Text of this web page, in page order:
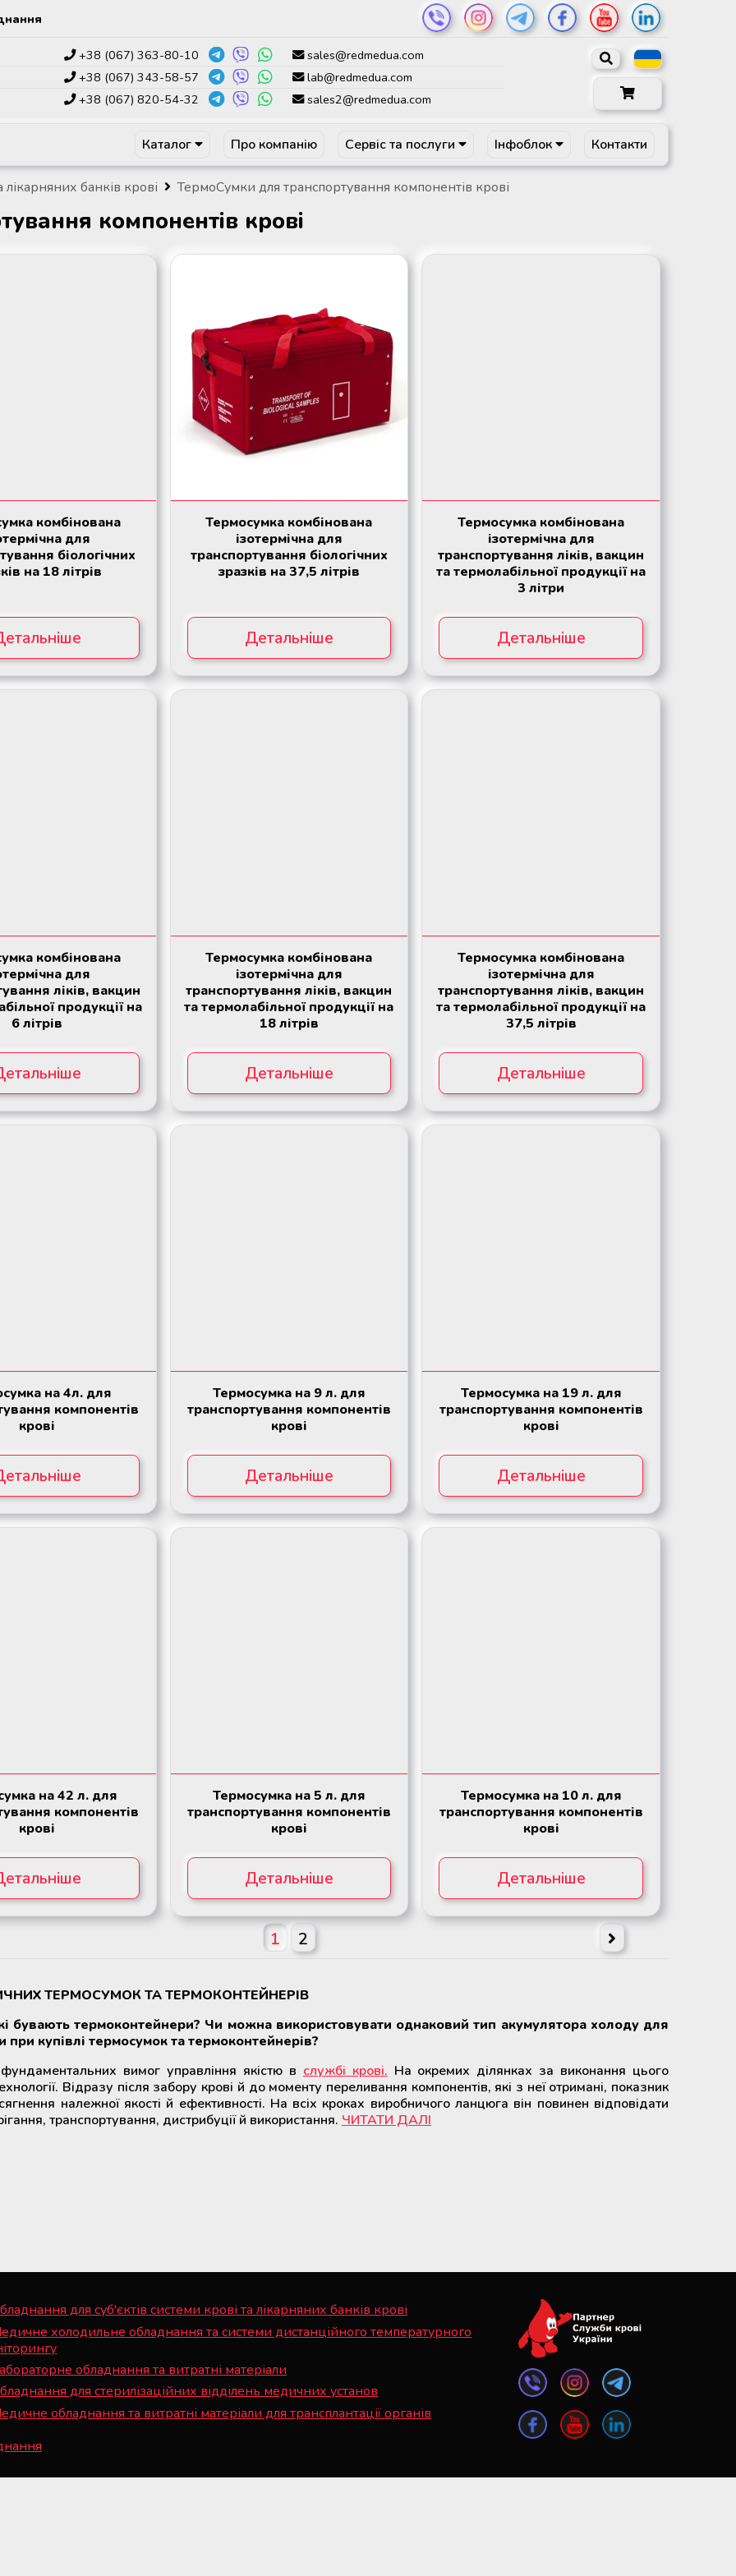
+38 (067) 363-80-10
sales@redmedua.com
+38 (067) 343-58-57
lab@redmedua.com
+38 (067) 820-54-32 sales2@redmedua.com
Каталог Про компанію Сервіс та послуги Інфоблок Контакти
банків крові ТермоСумки для транспортування компонентів крові
компонентів крові
комбінована
для
біологічних
на 18 літрів
Термосумка комбінована
ізотермічна для
транспортування біологічних
зразків на 37,5 літрів
Детальніше
Термосумка комбінована
ізотермічна для
транспортування ліків, вакцин
та термолабільної продукції на
3 літри
Детальніше
комбінована
для
ліків, вакцин
продукції на
6 літрів
Термосумка комбінована
ізотермічна для
транспортування ліків, вакцин
та термолабільної продукції на
18 літрів
Детальніше
Термосумка комбінована
ізотермічна для
транспортування ліків, вакцин
та термолабільної продукції на
37,5 літрів
Детальніше
на 4л. для
компонентів
крові
Термосумка на 9 л. для
транспортування компонентів
крові
Детальніше
Термосумка на 19 л. для
транспортування компонентів
крові
Детальніше
на 42 л. для
компонентів
крові
Термосумка на 5 л. для
транспортування компонентів
крові
Детальніше
Термосумка на 10 л. для
транспортування компонентів
крові
Детальніше
1 2
ТЕРМОСУМОК ТА ТЕРМОКОНТЕЙНЕРІВ
бувають термоконтейнери? Чи можна використовувати однаковий тип акумулятора холоду для
купівлі термосумок та термоконтейнерів?
вимог управління якістю вслужбі крові.На окремих ділянках за виконання цього
Відразу після забору крові й до моменту переливання компонентів, які з неї отримані, показник
належної якості й ефективності. На всіх кроках виробничого ланцюга він повинен відповідати
транспортування, дистрибуції й використання. ЧИТАТИ ДАЛІ
для суб'єктів системи крові та лікарняних банків крові
холодильне обладнання та системи дистанційного температурного
обладнання та витратні матеріали
для стерилізаційних відділень медичних установ
обладнання та витратні матеріали для трансплантації органів